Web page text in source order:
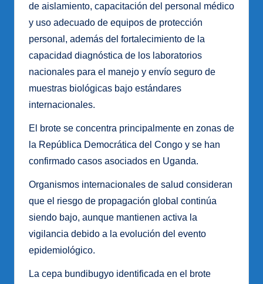
de aislamiento, capacitación del personal médico
y uso adecuado de equipos de protección
personal, además del fortalecimiento de la
capacidad diagnóstica de los laboratorios
nacionales para el manejo y envío seguro de
muestras biológicas bajo estándares
internacionales.
El brote se concentra principalmente en zonas de
la República Democrática del Congo y se han
confirmado casos asociados en Uganda.
Organismos internacionales de salud consideran
que el riesgo de propagación global continúa
siendo bajo, aunque mantienen activa la
vigilancia debido a la evolución del evento
epidemiológico.
La cepa bundibugyo identificada en el brote